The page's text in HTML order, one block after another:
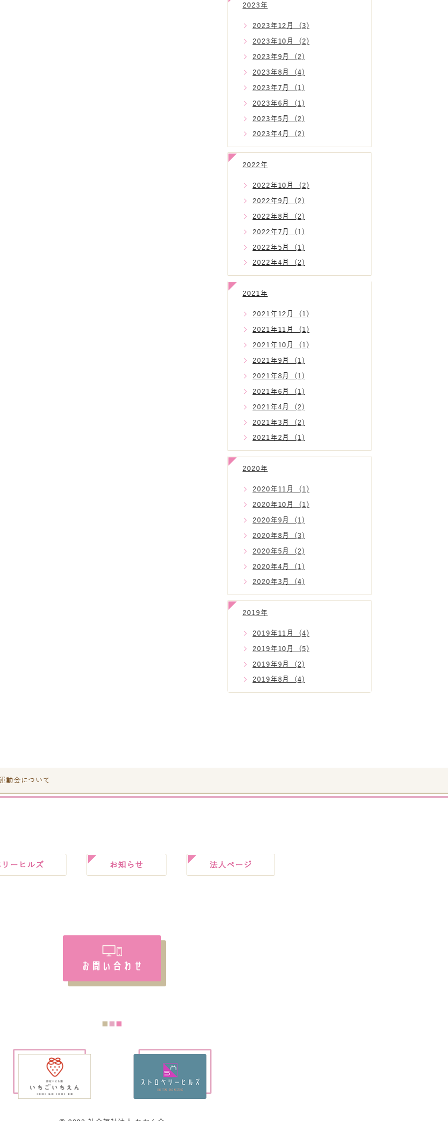
2023年
2023年12月 (3)
2023年10月 (2)
2023年9月 (2)
2023年8月 (4)
2023年7月 (1)
2023年6月 (1)
2023年5月 (2)
2023年4月 (2)
2022年
2022年10月 (2)
2022年9月 (2)
2022年8月 (2)
2022年7月 (1)
2022年5月 (1)
2022年4月 (2)
2021年
2021年12月 (1)
2021年11月 (1)
2021年10月 (1)
2021年9月 (1)
2021年8月 (1)
2021年6月 (1)
2021年4月 (2)
2021年3月 (2)
2021年2月 (1)
2020年
2020年11月 (1)
2020年10月 (1)
2020年9月 (1)
2020年8月 (3)
2020年5月 (2)
2020年4月 (1)
2020年3月 (4)
2019年
2019年11月 (4)
2019年10月 (5)
2019年9月 (2)
2019年8月 (4)
動会について
ーヒルズ お知らせ 法人ページ
お問い合わせ